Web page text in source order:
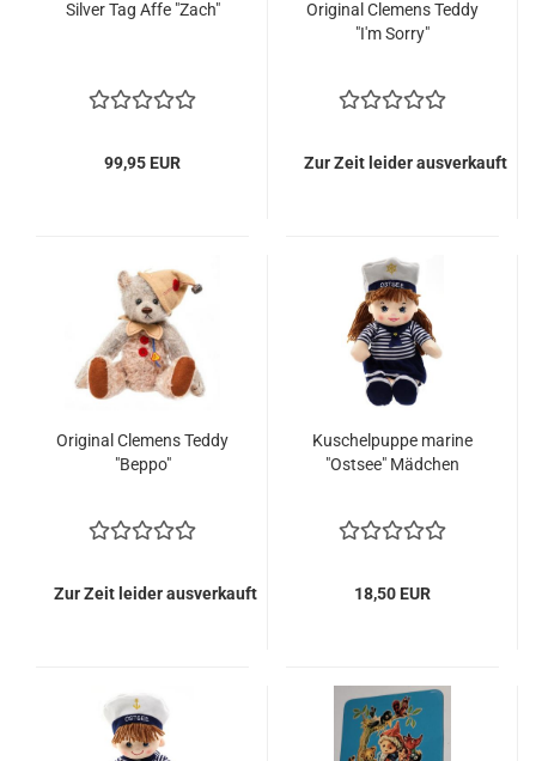
Silver Tag Affe "Zach"
99,95 EUR
Original Clemens Teddy
"I'm Sorry"
Zur Zeit leider ausverkauft
Original Clemens Teddy
"Beppo"
Zur Zeit leider ausverkauft
Kuschelpuppe marine
"Ostsee" Mädchen
18,50 EUR